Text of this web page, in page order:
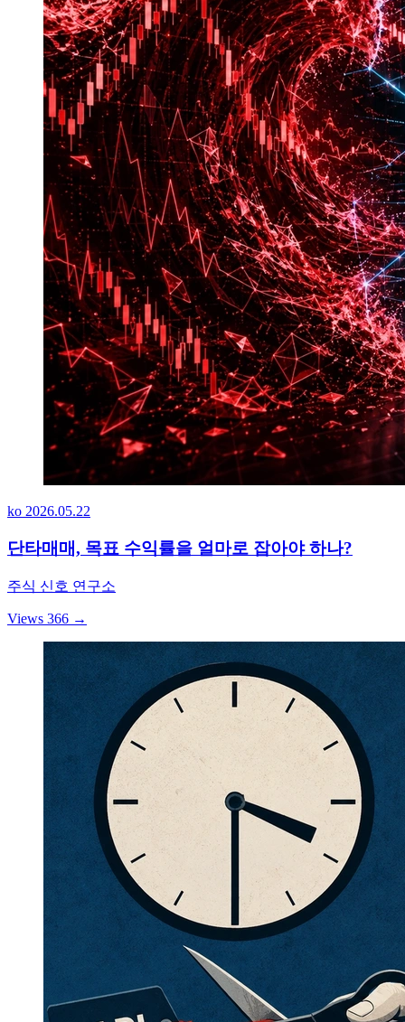
ko 2026.05.22
단타매매, 목표 수익률을 얼마로 잡아야 하나?
주식 신호 연구소
Views 366 →